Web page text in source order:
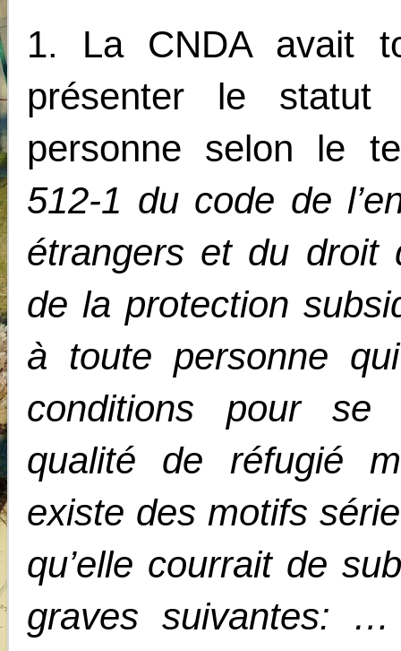
1. La CNDA avait
présenter le
personne selon le
512-1 du code de
étrangers et du droit
de la protection
à toute personne
conditions pour se
qualité de réfugié
existe des motifs
qu’elle courrait de
graves suivantes: